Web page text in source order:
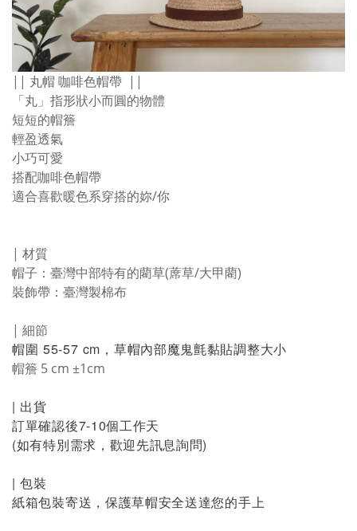
|| 丸帽 咖啡色帽帶 ||
「丸」指形狀小而圓的物體
短短的帽簷
輕盈透氣
小巧可愛
搭配咖啡色帽帶
適合喜歡暖色系穿搭的妳/你
| 材質
帽子：臺灣中部特有的藺草(蓆草/大甲藺)
裝飾帶：臺灣製棉布
| 細節
帽圍 55-57 cm，草帽內部魔鬼氈黏貼調整大小
帽簷 5 cm ±1cm
| 出貨
訂單確認後7-10個工作天
(如有特別需求，歡迎先訊息詢問)
| 包裝
紙箱包裝寄送，保護草帽安全送達您的手上